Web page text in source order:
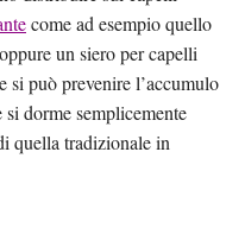
come ad esempio quello
oppure un siero per capelli
si può prevenire l’accumulo
dorme semplicemente
quella tradizionale in